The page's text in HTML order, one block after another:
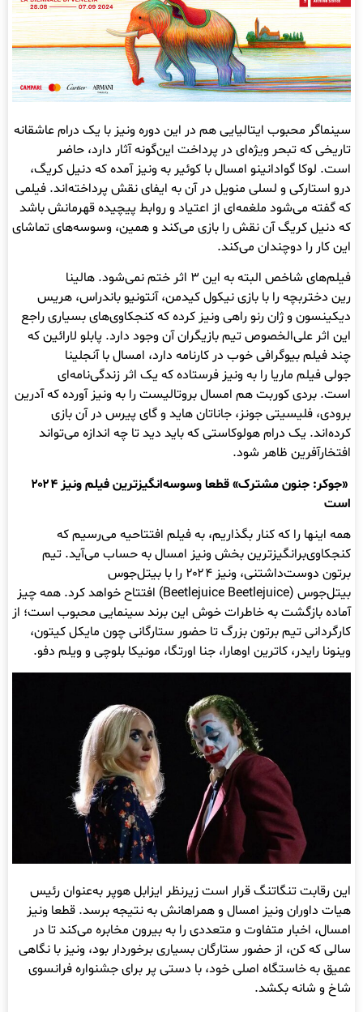
سینماگر محبوب ایتالیایی هم در این دوره ونیز با یک درام عاشقانه
تاریخی که تبحر ویژه‌ای در پرداخت این‌گونه آثار دارد، حاضر
است. لوکا گوادانینو امسال با کوئیر به ونیز آمده که دنیل کریگ،
درو استارکی و لسلی منویل در آن به ایفای نقش پرداخته‌اند. فیلمی
که گفته می‌شود ملغمه‌ای از اعتیاد و روابط پیچیده قهرمانش باشد
که دنیل کریگ آن نقش را بازی می‌کند و همین، وسوسه‌های تماشای
این کار را دوچندان می‌کند.
فیلم‌های شاخص البته به این ۳ اثر ختم نمی‌شود. هالینا
رین دختربچه را با بازی نیکول کیدمن، آنتونیو باندراس، هریس
دیکینسون و ژان رنو راهی ونیز کرده که کنجکاوی‌های بسیاری راجع
این اثر علی‌الخصوص تیم بازیگران آن وجود دارد. پابلو لارائین که
چند فیلم بیوگرافی خوب در کارنامه دارد، امسال با آنجلینا
جولی فیلم ماریا را به ونیز فرستاده که یک اثر زندگی‌نامه‌ای
است. بردی کوربت هم امسال بروتالیست را به ونیز آورده که آدرین
برودی، فلیسیتی جونز، جاناتان هاید و گای پیرس در آن بازی
کرده‌اند. یک درام هولوکاستی که باید دید تا چه اندازه می‌تواند
افتخارآفرین ظاهر شود.
«جوکر: جنون مشترک» قطعا وسوسه‌انگیزترین فیلم ونیز ۲۰۲۴
است
همه اینها را که کنار بگذاریم، به فیلم افتتاحیه می‌رسیم که
کنجکاوی‌برانگیزترین بخش ونیز امسال به حساب می‌آید. تیم
برتون دوست‌داشتنی، ونیز ۲۰۲۴ را با بیتل‌جوس
بیتل‌جوس (Beetlejuice Beetlejuice) افتتاح خواهد کرد. همه چیز
آماده بازگشت به خاطرات خوش این برند سینمایی محبوب است؛ از
کارگردانی تیم برتون بزرگ تا حضور ستارگانی چون مایکل کیتون،
وینونا رایدر، کاترین اوهارا، جنا اورتگا، مونیکا بلوچی و ویلم دفو.
این رقابت تنگاتنگ قرار است زیرنظر ایزابل هوپر به‌عنوان رئیس
هیات داوران ونیز امسال و همراهانش به نتیجه برسد. قطعا ونیز
امسال، اخبار متفاوت و متعددی را به بیرون مخابره می‌کند تا در
سالی که کن، از حضور ستارگان بسیاری برخوردار بود، ونیز با نگاهی
عمیق به خاستگاه اصلی خود، با دستی پر برای جشنواره فرانسوی
شاخ و شانه بکشد.